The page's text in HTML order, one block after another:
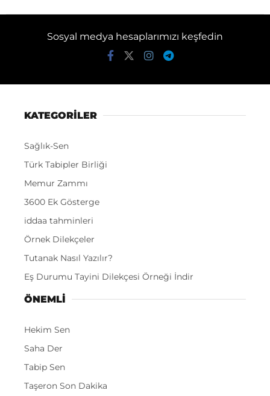
Sosyal medya hesaplarımızı keşfedin
KATEGORİLER
Sağlık-Sen
Türk Tabipler Birliği
Memur Zammı
3600 Ek Gösterge
iddaa tahminleri
Örnek Dilekçeler
Tutanak Nasıl Yazılır?
Eş Durumu Tayini Dilekçesi Örneği İndir
ÖNEMLI
Hekim Sen
Saha Der
Tabip Sen
Taşeron Son Dakika